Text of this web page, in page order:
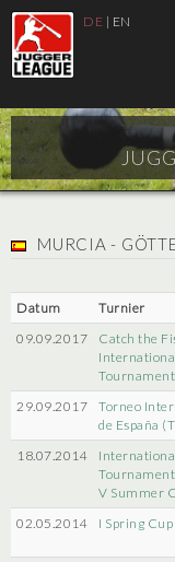
DE | EN
MURCIA -
Datum Turnier
09.09.2017
Catch the
Tournament
29.09.2017
Torneo
de España
18.07.2014
V Summer
02.05.2014
I Spring Cup